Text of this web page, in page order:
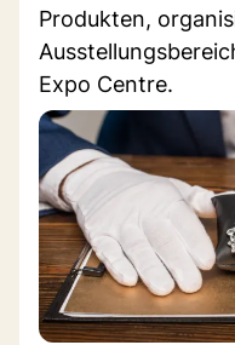
Produkten,
Expo Centre.